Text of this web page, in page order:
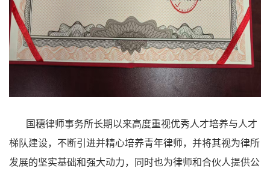
国穗律师事务所长期以来高度重视优秀人才培养与人才
梯队建设，不断引进并精心培养青年律师，并将其视为律所
发展的坚实基础和强大动力，同时也为律师和合伙人提供公